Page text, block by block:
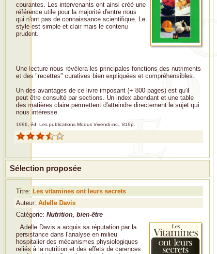
courantes. Les intervenants ont ainsi créé une
référence utile pour la majorité d'entre nous
qui n'ont pas de connaissance scientifique. Le
style est simple et clair mais le contenu
prudent.
Une lecture nous révélera les principales fonctions des nutriments
et des "recettes" curatives bien expliquées et compréhensibles.
Un des avantages de ce livre imposant (+ 800 pages) est qu'il
peut être consulté par sections. Un index abondant et une table
des matières claire permettent d'atteindre directement le sujet qui
nous intéresse.
1996, éd. Les publications Modus Vivendi inc., 819p.
Sélection proposée
Titre: Les vitamines ont leurs secrets
Auteur: Adelle Davis
Catégorie: Nutrition, bien-être
Adelle Davis a acquis sa réputation par la
persistance dans l'analyse en milieu
hospitalier des mécanismes physiologiques
reliés à la nutrition et des effets de carences